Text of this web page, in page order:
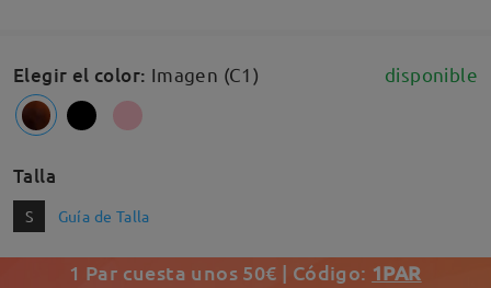
Elegir el color: Imagen (C1) disponible
Talla
S Guía de Talla
1 Par cuesta unos 50€ | Código: 1PAR